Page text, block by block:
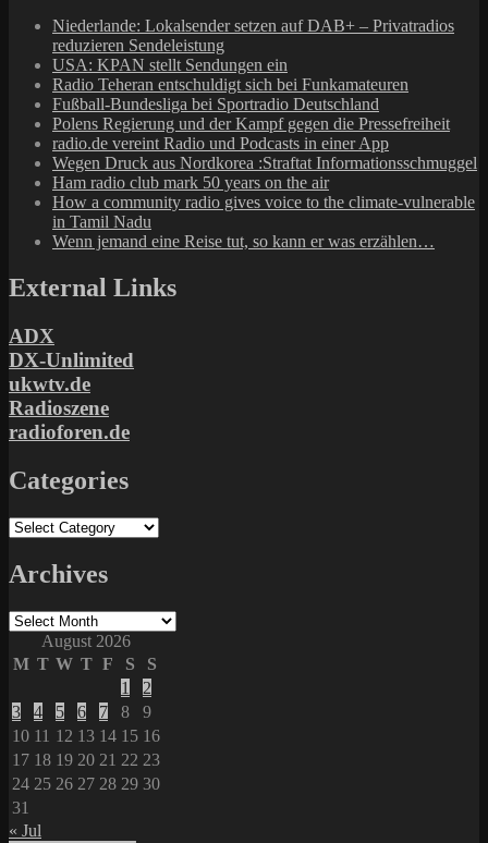
Niederlande: Lokalsender setzen auf DAB+ – Privatradios
reduzieren Sendeleistung
USA: KPAN stellt Sendungen ein
Radio Teheran entschuldigt sich bei Funkamateuren
Fußball-Bundesliga bei Sportradio Deutschland
Polens Regierung und der Kampf gegen die Pressefreiheit
radio.de vereint Radio und Podcasts in einer App
Wegen Druck aus Nordkorea :Straftat Informationsschmuggel
Ham radio club mark 50 years on the air
How a community radio gives voice to the climate-vulnerable
in Tamil Nadu
Wenn jemand eine Reise tut, so kann er was erzählen…
External Links
ADX
DX-Unlimited
ukwtv.de
Radioszene
radioforen.de
Categories
Categories
Archives
Archives
August 2026
M T W T F S
S
1
2
3
4 5 6 7 8
9
10 11 12 13 14 15 16
17 18 19 20 21 22 23
24 25 26 27 28 29 30
31
« Jul